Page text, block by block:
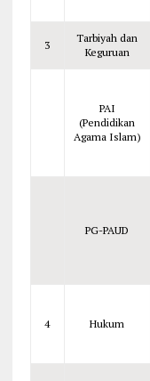
3
Tarbiyah dan
Keguruan
PAI
(Pendidikan
Agama Islam)
PG-PAUD
4 Hukum